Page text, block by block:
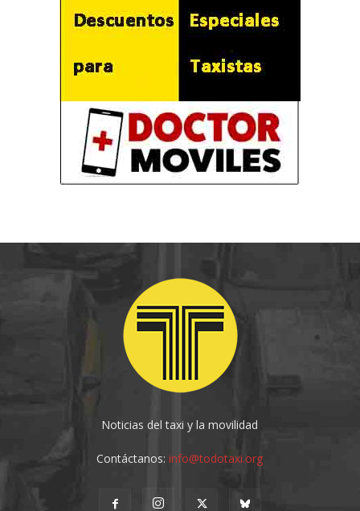
Noticias del taxi y la movilidad
Contáctanos:info@todotaxi.org